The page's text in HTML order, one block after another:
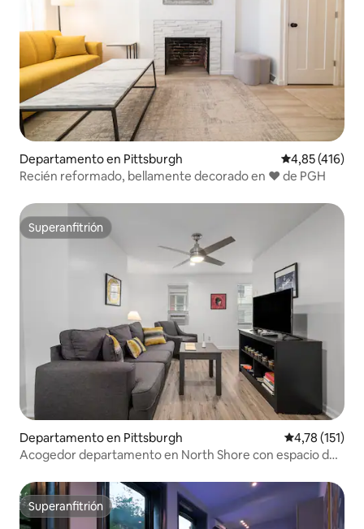
Departamento en Pittsburgh Calificación
4,85 (416)
Recién reformado, bellamente decorado en ❤️ de PGH
Superanfitrión
Superanfitrión
Departamento en Pittsburgh Calificación
4,78 (151)
Acogedor departamento en North Shore con espacio de
Superanfitrión
Superanfitrión